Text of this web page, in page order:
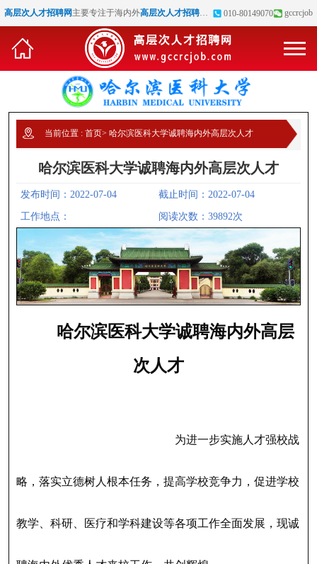
高层次人才招聘网 主要专注于海内外高层次人才招聘、 博士招聘、高校教师招聘等
010-80149070 gccrcjob
当前位置 :首页>哈尔滨医科大学诚聘海内外高层次人才
哈尔滨医科大学诚聘海内外高层次人才
发布时间：2022-07-04 截止时间：2022-07-04
工作地点： 阅读次数：39892次
哈尔滨医科大学诚聘海内外高层
次人才
为进一步实施人才强校战
略，落实立德树人根本任务，提高学校竞争力，促进学校
教学、科研、医疗和学科建设等各项工作全面发展，现诚